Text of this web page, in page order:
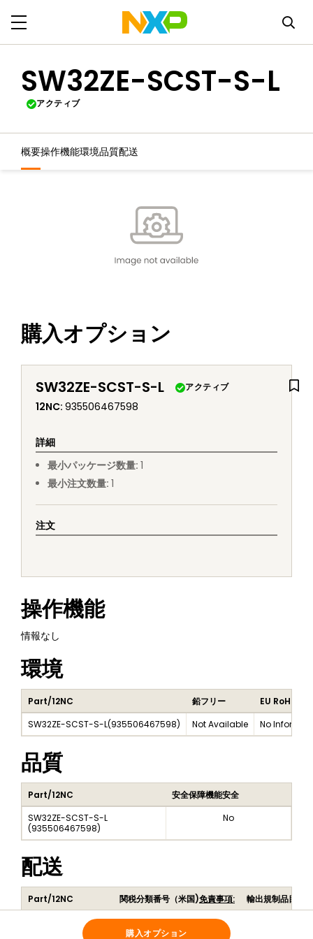
SW32ZE-SCST-S-L
アクティブ
概要操作機能環境品質配送
購入オプション
SW32ZE-SCST-S-L アクティブ
12NC: 935506467598
詳細
最小パッケージ数量: 1
最小注文数量: 1
注文
操作機能
情報なし
環境
Part/12NC 鉛フリー
EU RoHS
SW32ZE-SCST-S-L(935506467598) Not Available No
品質
Part/12NC
安全保障機能安全
SW32ZE-SCST-S-L
(935506467598)
No
配送
Part/12NC 関税分類番号（米国)免責事項:
輸出規制品目番
SW32ZE-SCST-S-L
935506467598
888888
購入オプション